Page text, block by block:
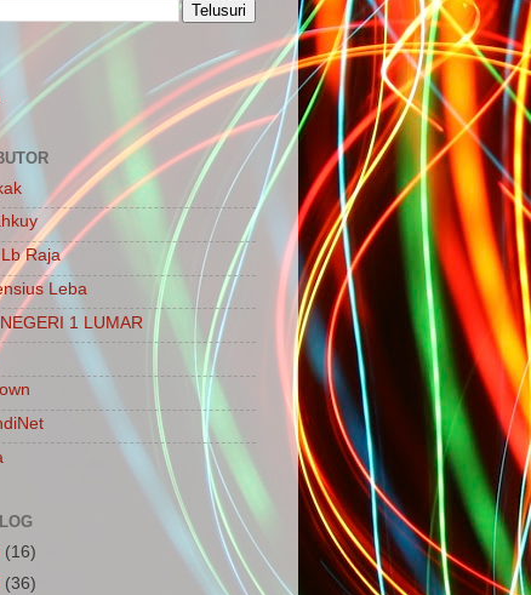
Raja
Leba
1 LUMAR
(16)
(36)